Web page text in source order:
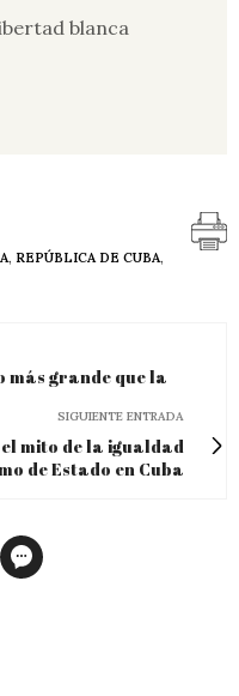
blanca
, REPÚBLICA DE CUBA,
más grande que la
SIGUIENTE ENTRADA
mito de la igualdad
de Estado en Cuba